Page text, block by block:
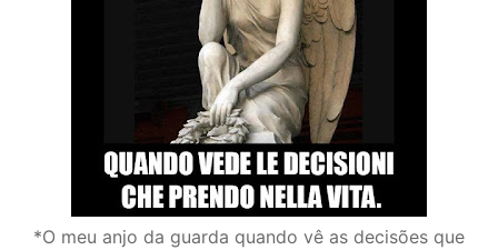
*O meu anjo da guarda quando vê as decisões que